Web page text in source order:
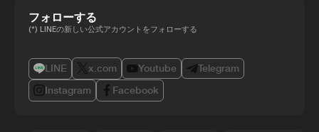
フォローする
(*) LINEの新しい公式アカウントをフォローする
LINE x.com Youtube
Telegram
Instagram
Facebook